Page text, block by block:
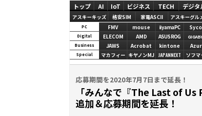
トップ AI IoT ビジネス TECH デジタ
アスキーキッズ 格安SIM 家電ASCII アスキーグル
PC FMV mouse iiyamaPC
Digital ELECOM AMD ASUS ROG
Business JAWS Acrobat kintone
Special マカフィー キヤノンMJ JAPANNEXT ソフマ
応募期間を2020年7月7日まで延長！
「みんなで『The Last of
追加＆応募期間を延長！